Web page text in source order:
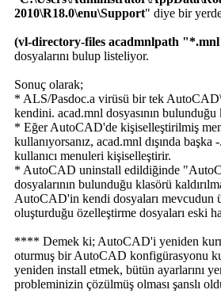
2010\R18.0\enu\Support" diye bir
(vl-directory-files acadmnlpath
dosyalarını bulup listeliyor.
Sonuç olarak;
* ALS/Pasdoc.a virüsü bir tek
kendini. acad.mnl dosyasının
* Eğer AutoCAD'de kişiselleştirilmiş
kullanıyorsanız, acad.mnl dışında
kullanıcı menuleri kişiselleştirir.
* AutoCAD uninstall edildiğinde
dosyalarının bulunduğu klasörü
AutoCAD'in kendi dosyaları mevcudun
oluşturduğu özelleştirme dosyaları eski
**** Demek ki; AutoCAD'i yeniden
oturmuş bir AutoCAD konfigürasyonu
yeniden install etmek, bütün ayarlarını
probleminizin çözülmüş olması şanslı